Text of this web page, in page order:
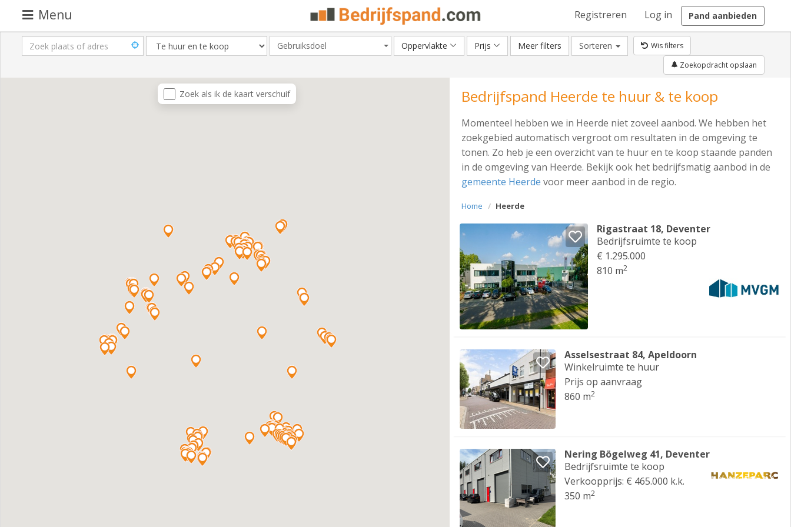
Menu Registreren Log in Pand aanbieden
Gebruiksdoel Oppervlakte Prijs Meer filters Sorteren
Wis filters
Zoekopdracht opslaan
Zoek als ik de kaart verschuif Bedrijfspand Heerde te huur & te koop
Momenteel hebben we in Heerde niet zoveel aanbod. We hebben het
zoekgebied automatisch vergroot om resultaten in de omgeving te
tonen. Zo heb je een overzicht van te huur en te koop staande panden
in de omgeving van Heerde. Bekijk ook het bedrijfsmatig aanbod in de
gemeente Heerde voor meer aanbod in de regio.
Home Heerde
Rigastraat 18, Deventer
Bedrijfsruimte te koop
€ 1.295.000
810 m2
Asselsestraat 84, Apeldoorn
Winkelruimte te huur
Prijs op aanvraag
860 m2
Nering Bögelweg 41, Deventer
Bedrijfsruimte te koop
Verkoopprijs: € 465.000 k.k.
350 m2